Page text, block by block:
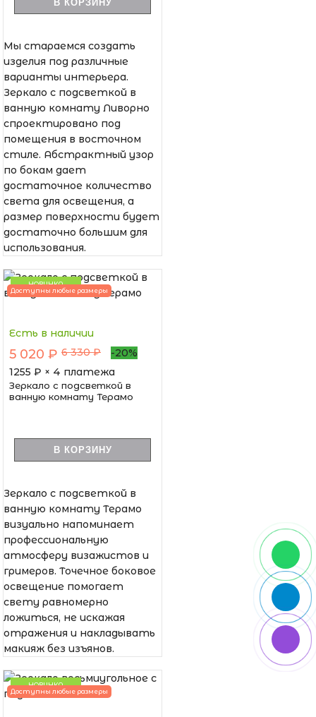
В КОРЗИНУ
Мы стараемся создать
изделия под различные
варианты интерьера.
Зеркало с подсветкой в
ванную комнату Ливорно
спроектировано под
помещения в восточном
стиле. Абстрактный узор
по бокам дает
достаточное количество
света для освещения, а
размер поверхности будет
достаточно большим для
использования.
НОВИНКА
Доступны любые размеры
Есть в наличии
5 020 ₽ 6 330 ₽
-20%
1255 ₽ × 4 платежа
Зеркало с подсветкой в
ванную комнату Терамо
В КОРЗИНУ
Зеркало с подсветкой в
ванную комнату Терамо
визуально напоминает
профессиональную
атмосферу визажистов и
гримеров. Точечное боковое
освещение помогает
свету равномерно
ложиться, не искажая
отражения и накладывать
макияж без изъянов.
НОВИНКА
Доступны любые размеры